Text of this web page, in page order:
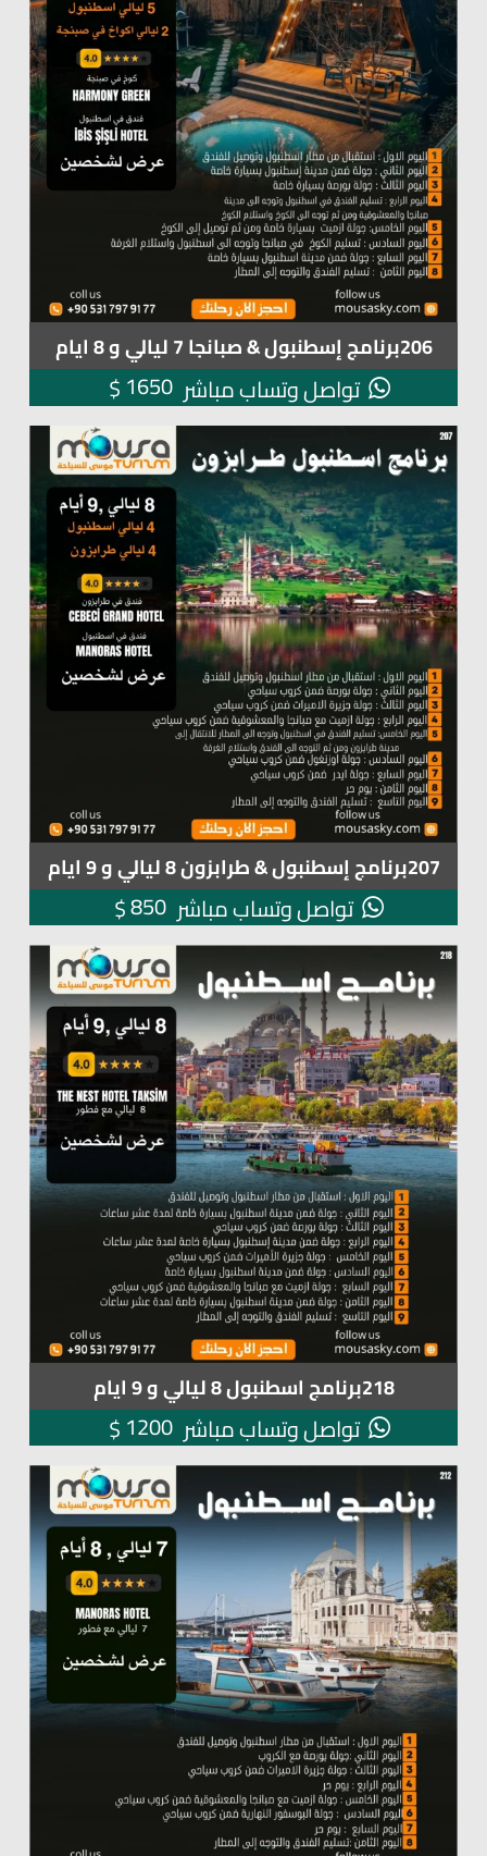
206برنامج إسطنبول & صبانجا 7 ليالي و 8 ايام
تواصل وتساب مباشر $1650
207برنامج إسطنبول & طرابزون 8 ليالي و 9 ايام
تواصل وتساب مباشر $850
218برنامج اسطنبول 8 ليالي و 9 ايام
تواصل وتساب مباشر $1200